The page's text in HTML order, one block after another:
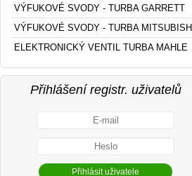
VÝFUKOVÉ SVODY - TURBA GARRETT
VÝFUKOVÉ SVODY - TURBA MITSUBISHI
ELEKTRONICKÝ VENTIL TURBA MAHLE
Přihlášení registr. uživatelů